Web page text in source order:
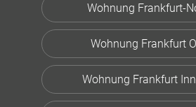
Wohnung Frankfurt-
Wohnung Frankfurt
Wohnung Frankfurt